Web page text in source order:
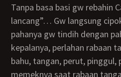
Tanpa basa basi gw rebahin Caca “maaf ya kalo aa
lancang”… Gw langsung
pahanya gw tindih dengan
kepalanya, perlahan rabaan
bahu, tangan, perut, pinggul,
memeknya saat rabaan